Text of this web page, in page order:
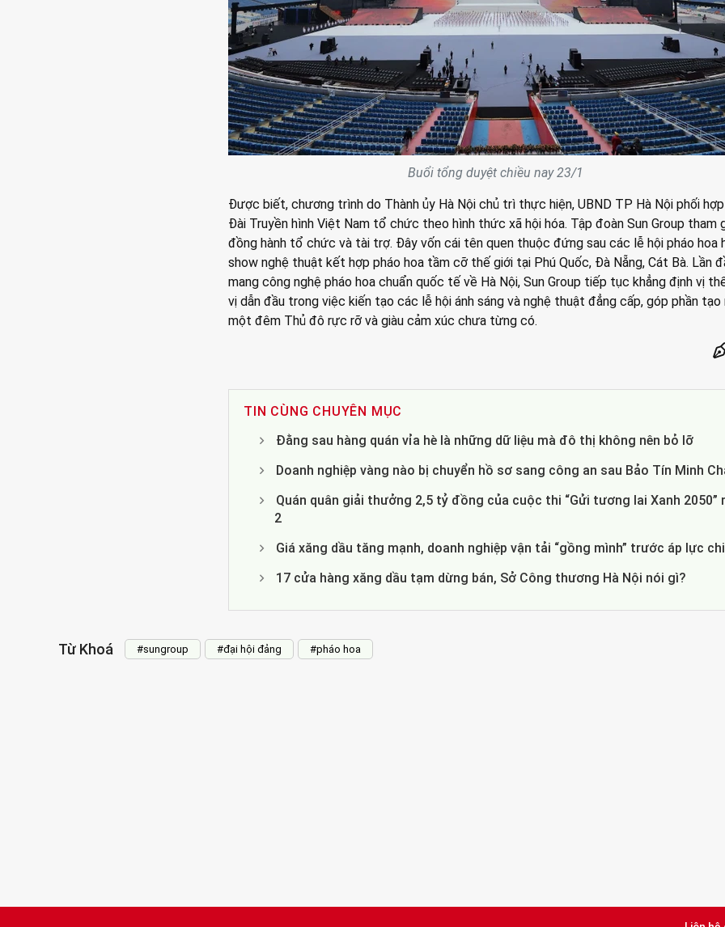
Buổi tổng duyệt chiều nay 23/1
Được biết, chương trình do Thành ủy Hà Nội chủ trì thực hiện, UBND TP Hà Nội phối
Đài Truyền hình Việt Nam tổ chức theo hình thức xã hội hóa. Tập đoàn Sun Group tham
đồng hành tổ chức và tài trợ. Đây vốn cái tên quen thuộc đứng sau các lễ hội pháo hoa
show nghệ thuật kết hợp pháo hoa tầm cỡ thế giới tại Phú Quốc, Đà Nẵng, Cát Bà. Lần
mang công nghệ pháo hoa chuẩn quốc tế về Hà Nội, Sun Group tiếp tục khẳng định vị
vị dẫn đầu trong việc kiến tạo các lễ hội ánh sáng và nghệ thuật đẳng cấp, góp phần tạo
một đêm Thủ đô rực rỡ và giàu cảm xúc chưa từng có.
TIN CÙNG CHUYÊN MỤC
Đằng sau hàng quán vỉa hè là những dữ liệu mà đô thị không nên bỏ lỡ
Doanh nghiệp vàng nào bị chuyển hồ sơ sang công an sau Bảo Tín Minh
Quán quân giải thưởng 2,5 tỷ đồng của cuộc thi “Gửi tương lai Xanh 2050”
2
Giá xăng dầu tăng mạnh, doanh nghiệp vận tải “gồng mình” trước áp lực
17 cửa hàng xăng dầu tạm dừng bán, Sở Công thương Hà Nội nói gì?
Từ Khoá #sungroup #đại hội đảng #pháo hoa